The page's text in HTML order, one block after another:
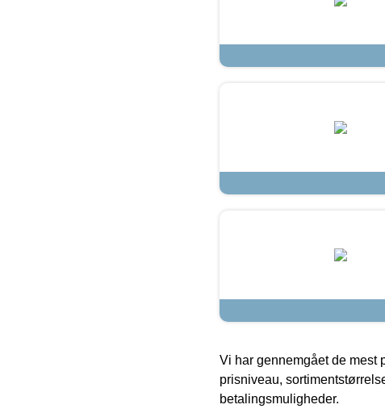
Vi har gennemgået de mest
prisniveau,
betalingsmuligheder.